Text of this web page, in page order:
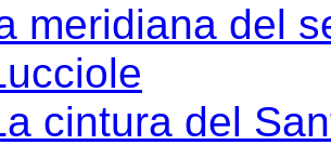
meridiana del
cintura del